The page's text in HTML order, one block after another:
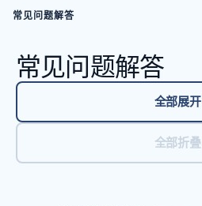
常见问题解答
常见问题解答
全部展开
全部折叠